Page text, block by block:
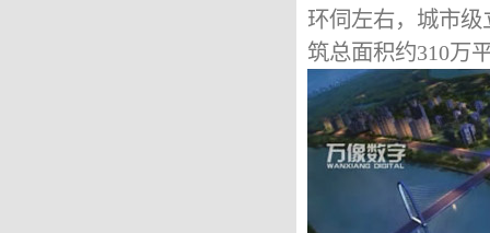
环伺左右，城市
筑总面积约310万